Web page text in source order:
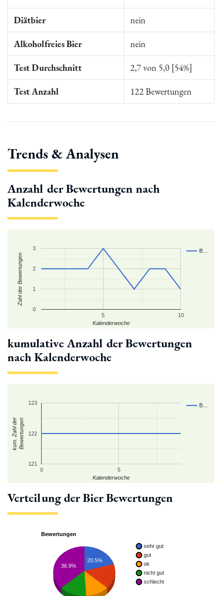
Diätbier nein
Alkoholfreies Bier nein
Test Durchschnitt 2,7 von 5,0 [54%]
Test Anzahl 122 Bewertungen
Trends & Analysen
Anzahl der Bewertungen nach
Kalenderwoche
B…
5 10
0
1
2
3
Kalenderwoche
Zahl der Bewertungen
kumulative Anzahl der Bewertungen
nach Kalenderwoche
B…
0 5
121
122
123
Kalenderwoche
kum. Zahl derBewertungen
Verteilung der Bier Bewertungen
Bewertungen
sehr gut
gut
ok
nicht gut
schlecht
20.5%
36.9%